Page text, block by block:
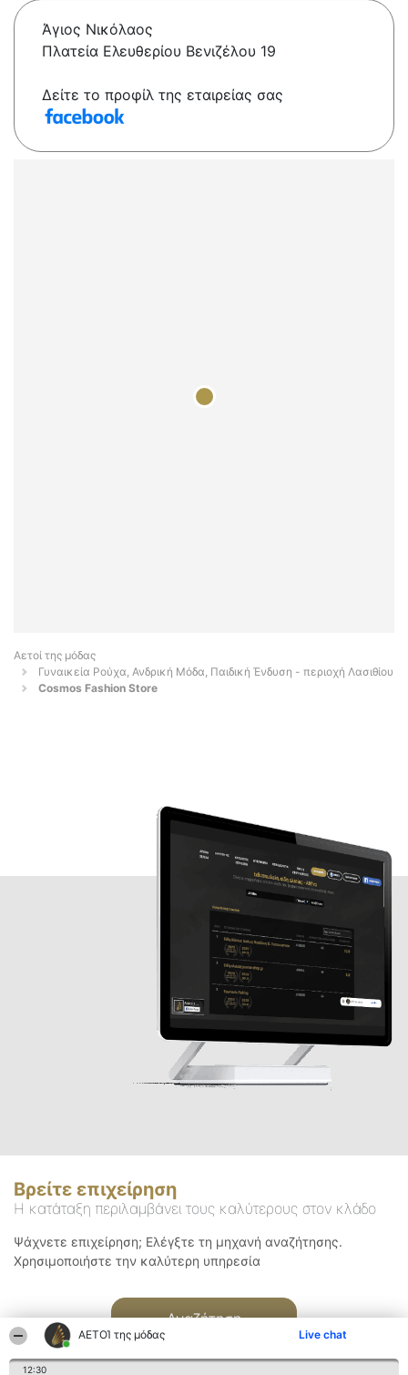
ΑΕΤΟΊ της μόδας Live chat
12:30
Άγιος Νικόλαος
Πλατεία Ελευθερίου Βενιζέλου 19
Δείτε το προφίλ της εταιρείας σας
Αετοί της μόδας
Γυναικεία Ρούχα, Ανδρική Μόδα, Παιδική Ένδυση - περιοχή Λασιθίου
Cosmos Fashion Store
Βρείτε επιχείρηση
Η κατάταξη περιλαμβάνει τους καλύτερους στον κλάδο
Ψάχνετε επιχείρηση; Ελέγξτε τη μηχανή αναζήτησης.
Χρησιμοποιήστε την καλύτερη υπηρεσία
Αναζήτηση